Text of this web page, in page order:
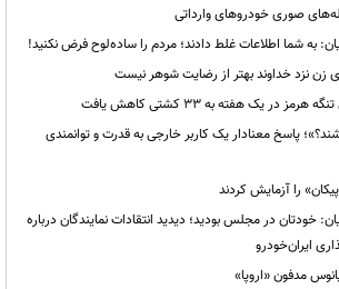
صوری خودروهای وارداتی
به شما اطلاعات غلط دادند؛ مردم را ساده‌لوح فرض نکنید!
زن نزد خداوند بهتر از رضایت شوهر نیست
در یک هفته به ۳۳ کشتی کاهش یافت
پاسخ معنادار یک کاربر خارجی به قدرت و توانمندی
را آزمایش کردند
خودتان در مجلس بودید؛ دیدید انتقادات نمایندگان درباره
ایران‌خودرو
مدفون «اروپا»